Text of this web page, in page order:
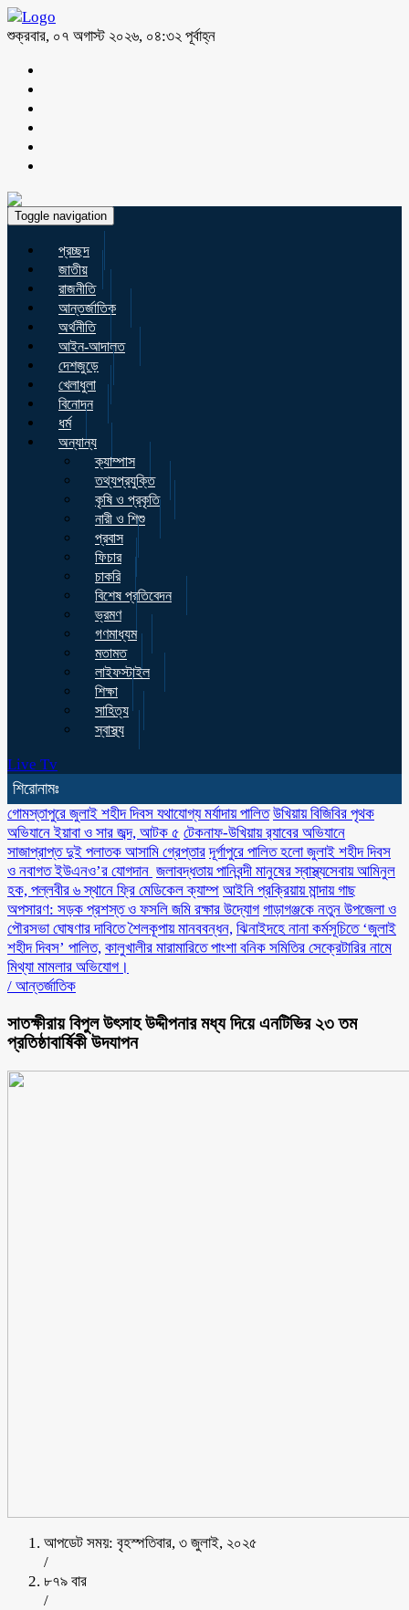
শুক্রবার, ০৭ অগাস্ট ২০২৬, ০৪:৩২ পূর্বাহ্ন
Toggle navigation
প্রচ্ছদ
জাতীয়
রাজনীতি
আন্তর্জাতিক
অর্থনীতি
আইন-আদালত
দেশজুড়ে
খেলাধুলা
বিনোদন
ধর্ম
অন্যান্য
ক্যাম্পাস
তথ্যপ্রযুক্তি
কৃষি ও প্রকৃতি
নারী ও শিশু
প্রবাস
ফিচার
চাকরি
বিশেষ প্রতিবেদন
ভ্রমণ
গণমাধ্যম
মতামত
লাইফস্টাইল
শিক্ষা
সাহিত্য
স্বাস্থ্য
Live Tv
শিরোনামঃ
গোমস্তাপুরে জুলাই শহীদ দিবস যথাযোগ্য মর্যাদায় পালিত উখিয়ায় বিজিবির পৃথক
অভিযানে ইয়াবা ও সার জব্দ, আটক ৫ টেকনাফ-উখিয়ায় র‌্যাবের অভিযানে
সাজাপ্রাপ্ত দুই পলাতক আসামি গ্রেপ্তার ‎দূর্গাপুরে পালিত হলো জুলাই শহীদ দিবস
ও নবাগত ইউএনও’র যোগদান ‎ জলাবদ্ধতায় পানিবন্দী মানুষের স্বাস্থ্যসেবায় আমিনুল
হক, পল্লবীর ৬ স্থানে ফ্রি মেডিকেল ক্যাম্প আইনি প্রক্রিয়ায় মান্দায় গাছ
অপসারণ: সড়ক প্রশস্ত ও ফসলি জমি রক্ষার উদ্যোগ গাড়াগঞ্জকে নতুন উপজেলা ও
পৌরসভা ঘোষণার দাবিতে শৈলকূপায় মানববন্ধন, ঝিনাইদহে নানা কর্মসূচিতে ‘জুলাই
শহীদ দিবস’ পালিত, কালুখালীর মারামারিতে পাংশা বনিক সমিতির সেক্রেটারির নামে
মিথ্যা মামলার অভিযোগ।
/ আন্তর্জাতিক
সাতক্ষীরায় বিপুল উৎসাহ উদ্দীপনার মধ্য দিয়ে এনটিভির ২৩ তম
প্রতিষ্ঠাবার্ষিকী উদযাপন
আপডেট সময়: বৃহস্পতিবার, ৩ জুলাই, ২০২৫
/
৮৭৯ বার
/